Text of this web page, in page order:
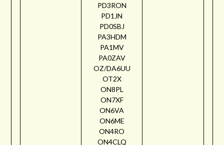
PD3RON
PD1JN
PD0SBJ
PA3HDM
PA1MV
PA0ZAV
OZ/DA6UU
OT2X
ON8PL
ON7XF
ON6VA
ON6ME
ON4RO
ON4CLQ